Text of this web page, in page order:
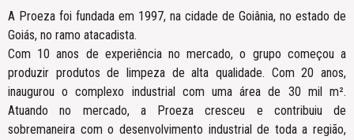
A Proeza foi fundada em 1997, na cidade de Goiânia, no estado de
Goiás, no ramo atacadista.
Com 10 anos de experiência no mercado, o grupo começou a
produzir produtos de limpeza de alta qualidade. Com 20 anos,
inaugurou o complexo industrial com uma área de 30 mil m².
Atuando no mercado, a Proeza cresceu e contribuiu de
sobremaneira com o desenvolvimento industrial de toda a região,